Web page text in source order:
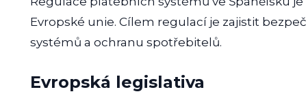
Evropské unie. Cílem regulací je zajistit
systémů a ochranu spotřebitelů.
Evropská legislativa